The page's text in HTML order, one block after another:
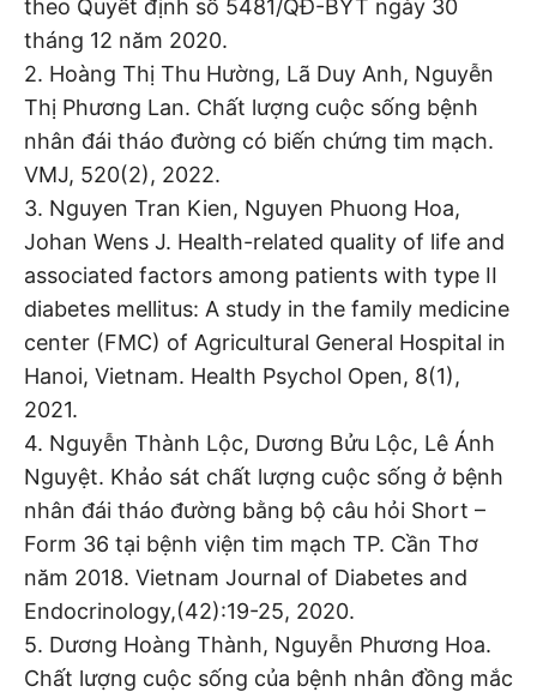
theo Quyết định số 5481/QĐ-BYT ngày 30
tháng 12 năm 2020.
2. Hoàng Thị Thu Hường, Lã Duy Anh, Nguyễn
Thị Phương Lan. Chất lượng cuộc sống bệnh
nhân đái tháo đường có biến chứng tim mạch.
VMJ, 520(2), 2022.
3. Nguyen Tran Kien, Nguyen Phuong Hoa,
Johan Wens J. Health-related quality of life and
associated factors among patients with type II
diabetes mellitus: A study in the family medicine
center (FMC) of Agricultural General Hospital in
Hanoi, Vietnam. Health Psychol Open, 8(1),
2021.
4. Nguyễn Thành Lộc, Dương Bửu Lộc, Lê Ánh
Nguyệt. Khảo sát chất lượng cuộc sống ở bệnh
nhân đái tháo đường bằng bộ câu hỏi Short –
Form 36 tại bệnh viện tim mạch TP. Cần Thơ
năm 2018. Vietnam Journal of Diabetes and
Endocrinology,(42):19-25, 2020.
5. Dương Hoàng Thành, Nguyễn Phương Hoa.
Chất lượng cuộc sống của bệnh nhân đồng mắc